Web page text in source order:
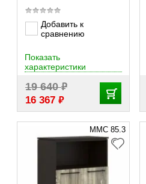
Добавить к
сравнению
19 640₽
16 367 ₽
Показать
характеристики
MMC 85.3